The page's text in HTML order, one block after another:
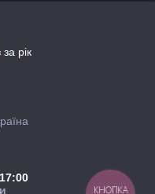
рік
КНОПКА